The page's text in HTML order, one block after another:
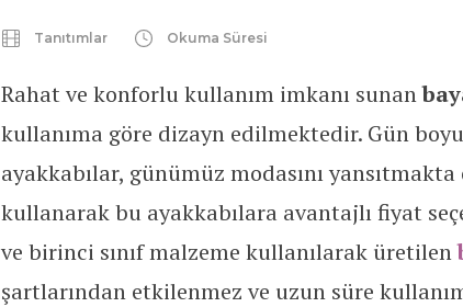
Tanıtımlar Okuma Süresi
Rahat ve konforlu kullanım imkanı sunan
kullanıma göre dizayn edilmektedir. Gün
ayakkabılar, günümüz modasını
kullanarak bu ayakkabılara avantajlı fiyat
ve birinci sınıf malzeme kullanılarak üretilen
şartlarından etkilenmez ve uzun süre